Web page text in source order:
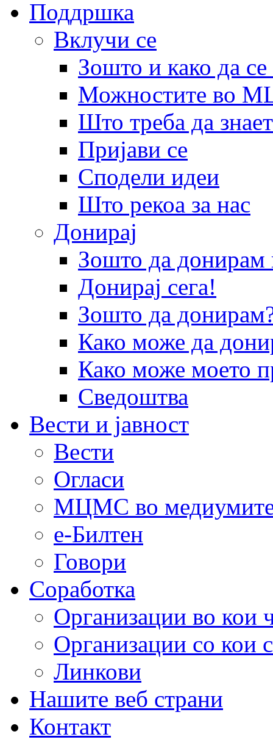
Поддршка
Вклучи се
Зошто и како да
Можностите во
Што треба да
Пријави се
Сподели идеи
Што рекоа за нас
Донирај
Зошто да
Донирај сега!
Зошто да
Како може да
Како може моето
Сведоштва
Вести и јавност
Вести
Огласи
МЦМС во
е-Билтен
Говори
Соработка
Организации во кои
Организации со кои
Линкови
Нашите веб страни
Контакт